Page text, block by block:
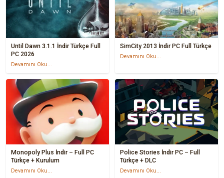
Until Dawn 3.1.1 İndir Türkçe Full
PC 2026
Devamını Oku...
SimCity 2013 İndir PC Full Türkçe
Devamını Oku...
Monopoly Plus İndir – Full PC
Türkçe + Kurulum
Devamını Oku...
Police Stories İndir PC – Full
Türkçe + DLC
Devamını Oku...